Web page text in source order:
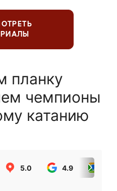
планку
чемпионы
катанию
5.0 4.9